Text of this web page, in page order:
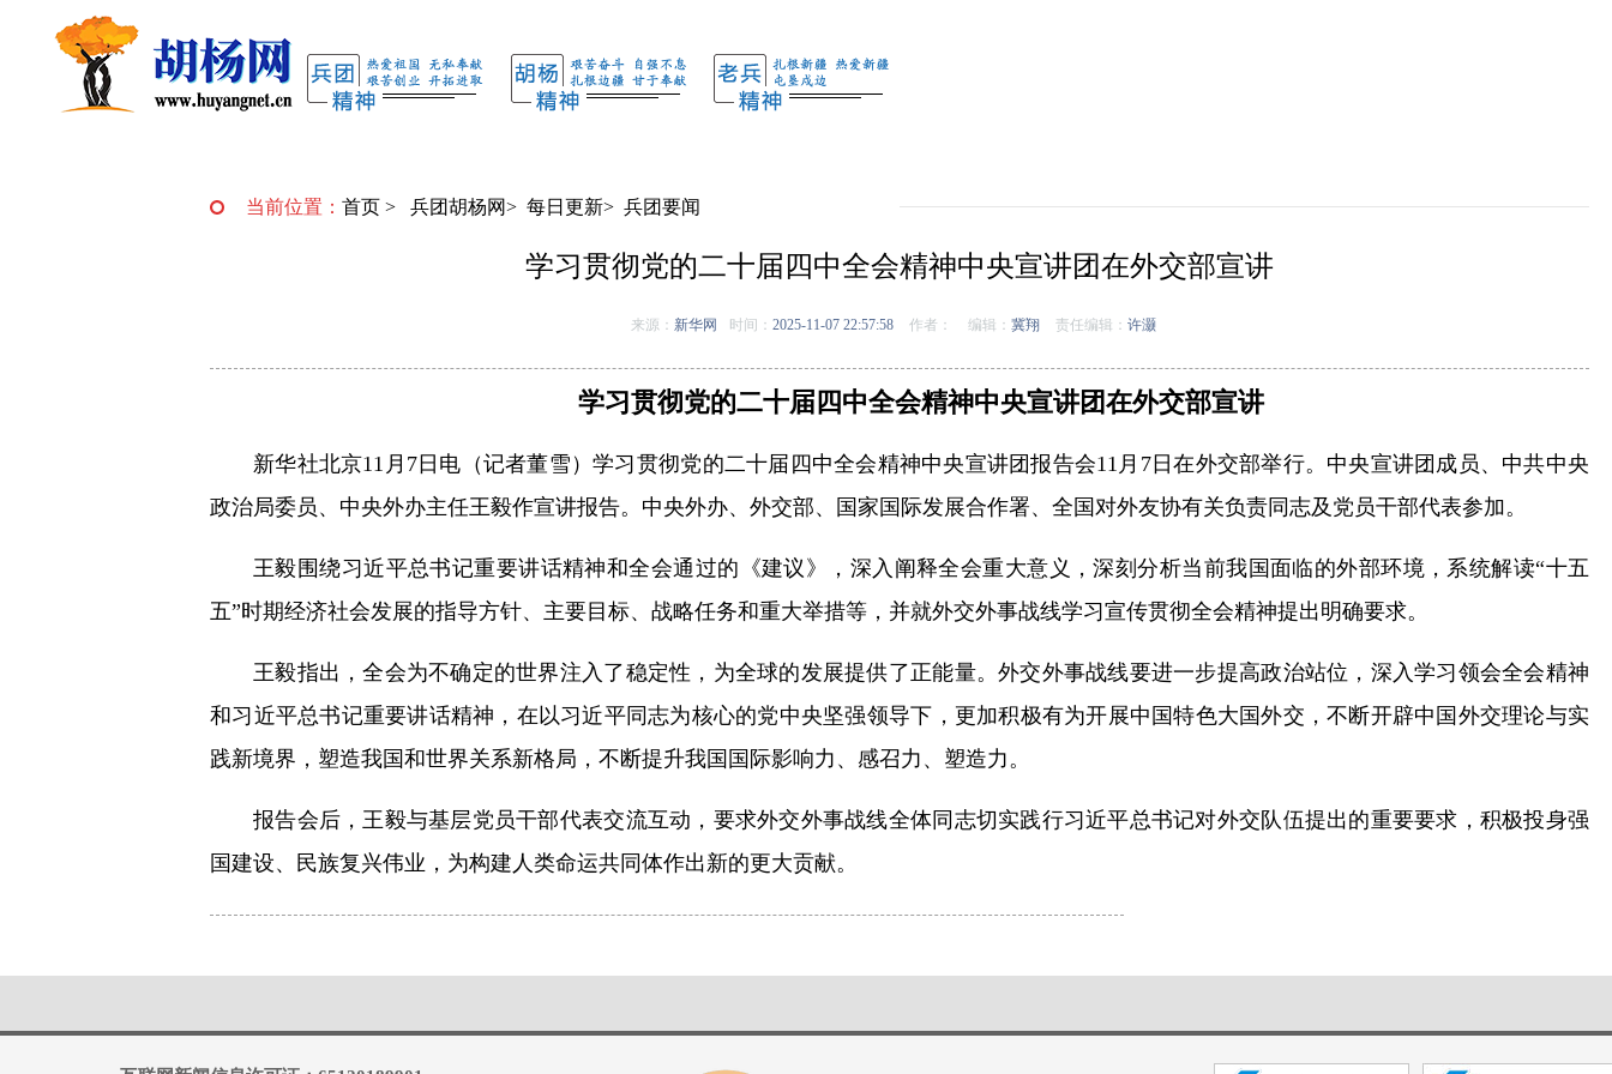
当前位置： 首页 > 兵团胡杨网> 每日更新> 兵团要闻
学习贯彻党的二十届四中全会精神中央宣讲团在外交部宣讲
来源： 新华网 时间： 2025-11-07 22:57:58 作者： 编辑： 冀翔 责任编辑： 许灏
学习贯彻党的二十届四中全会精神中央宣讲团在外交部宣讲
新华社北京11月7日电（记者董雪）学习贯彻党的二十届四中全会精神中央宣讲团报告会11月7日在外交部举行。中央宣讲团成员、中共中央
政治局委员、中央外办主任王毅作宣讲报告。中央外办、外交部、国家国际发展合作署、全国对外友协有关负责同志及党员干部代表参加。
王毅围绕习近平总书记重要讲话精神和全会通过的《建议》，深入阐释全会重大意义，深刻分析当前我国面临的外部环境，系统解读“十五
五”时期经济社会发展的指导方针、主要目标、战略任务和重大举措等，并就外交外事战线学习宣传贯彻全会精神提出明确要求。
王毅指出，全会为不确定的世界注入了稳定性，为全球的发展提供了正能量。外交外事战线要进一步提高政治站位，深入学习领会全会精神
和习近平总书记重要讲话精神，在以习近平同志为核心的党中央坚强领导下，更加积极有为开展中国特色大国外交，不断开辟中国外交理论与实
践新境界，塑造我国和世界关系新格局，不断提升我国国际影响力、感召力、塑造力。
报告会后，王毅与基层党员干部代表交流互动，要求外交外事战线全体同志切实践行习近平总书记对外交队伍提出的重要要求，积极投身强
国建设、民族复兴伟业，为构建人类命运共同体作出新的更大贡献。